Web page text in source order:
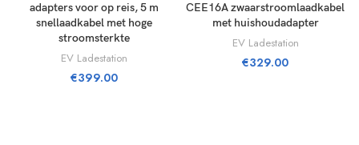
adapters voor op reis, 5 m
snellaadkabel met hoge
stroomsterkte
EV Ladestation
€399.00
CEE16A zwaarstroomlaadkabel
met huishoudadapter
EV Ladestation
€329.00